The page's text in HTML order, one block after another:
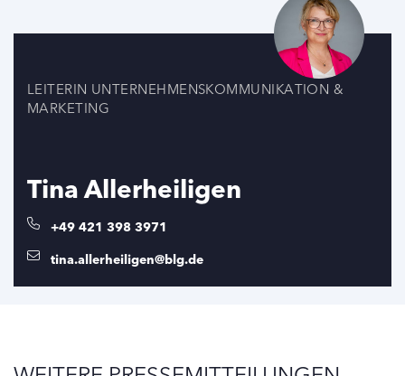
LEITERIN UNTERNEHMENSKOMMUNIKATION &
MARKETING
Tina Allerheiligen
+49 421 398 3971
tina.allerheiligen@blg.de